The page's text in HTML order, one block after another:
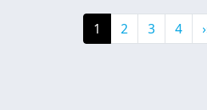
PaginationCurrent page
1 Page
2 Page
3 Page
4